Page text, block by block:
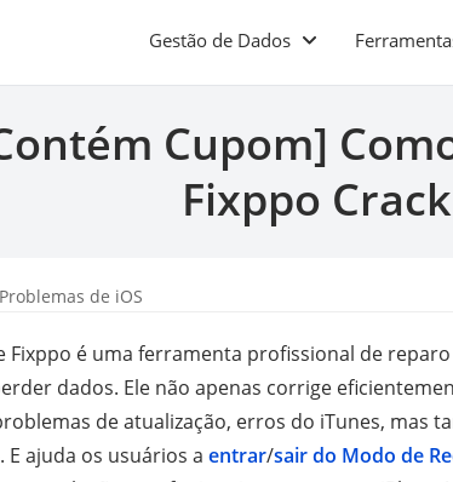
Gestão de Dados
Cupom]
Fixppo
Problemas de iOS
Fixppo é uma ferramenta profissional de
dados. Ele não apenas corrige
de atualização, erros do iTunes, mas
E ajuda os usuários a entrar/sair do Modo de